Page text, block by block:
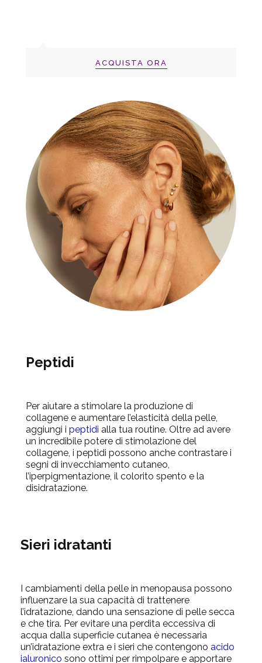
ACQUISTA ORA
Peptidi
Per aiutare a stimolare la produzione di
collagene e aumentare l’elasticità della pelle,
aggiungi i peptidi alla tua routine. Oltre ad avere
un incredibile potere di stimolazione del
collagene, i peptidi possono anche contrastare i
segni di invecchiamento cutaneo,
l’iperpigmentazione, il colorito spento e la
disidratazione.
Sieri idratanti
I cambiamenti della pelle in menopausa possono
influenzare la sua capacità di trattenere
l’idratazione, dando una sensazione di pelle secca
e che tira. Per evitare una perdita eccessiva di
acqua dalla superficie cutanea è necessaria
un’idratazione extra e i sieri che contengono acido
ialuronico sono ottimi per rimpolpare e apportare